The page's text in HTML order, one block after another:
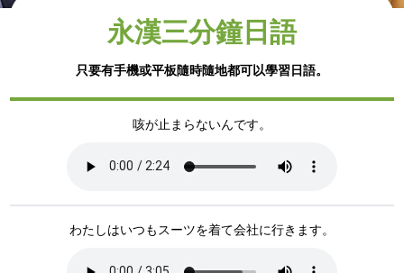
永漢三分鐘日語
只要有手機或平板隨時隨地都可以學習日語。
咳が止まらないんです。
わたしはいつもスーツを着て会社に行きます。